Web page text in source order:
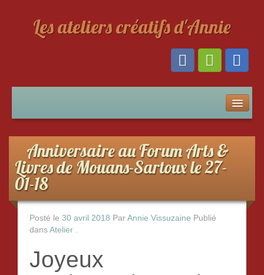
Les ateliers créatifs d'Annie
Enfant
Créations
La décoration sur tuiles
Le collage de serviettes
Anniversaire au Forum Arts &
Livres de Mouans-Sartoux le 27-
01-18
Posté le 30 avril 2018 Par Annie Vissuzaine Publié
dans Atelier .
Joyeux